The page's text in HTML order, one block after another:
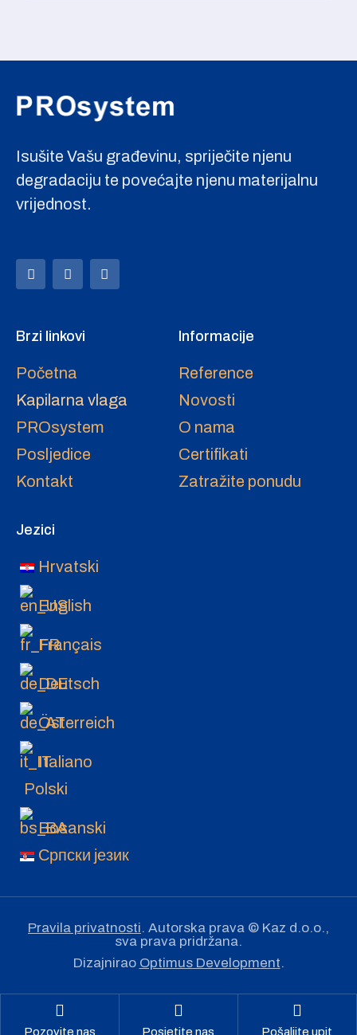
Isušite Vašu građevinu, spriječite njenu
degradaciju te povećajte njenu materijalnu
vrijednost.
Brzi linkovi
Početna
Kapilarna vlaga
PROsystem
Posljedice
Kontakt
Informacije
Reference
Novosti
O nama
Certifikati
Zatražite ponudu
Jezici
Hrvatski
English
Français
Deutsch
Österreich
Italiano
Polski
Bosanski
Српски језик
Pravila privatnosti. Autorska prava © Kaz d.o.o.,
sva prava pridržana.
Dizajnirao Optimus Development.
Pozovite nas Posjetite nas Pošaljite upit